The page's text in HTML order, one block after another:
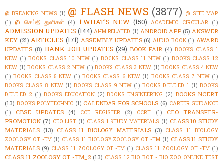
@ BREAKING NEWS (1) @ FLASH NEWS (3877) @ SITE MAP
(1) @ செய்தி துளிகள் (4) 1.WHAT'S NEW (150) ACADEMIC CIRCULAR (1)
ADMISSION UPDATES (144) AHM RELATED (1) ANDROID APP (5) ANSWER
KEY (21) ARTICLES (171) ASSEMBLY UPDATES (6) AUDIO BOOK (1) AWARD
UPDATES (8) BANK JOB UPDATES (29) BOOK FAIR (4) BOOKS CLASS 1
NEW (1) BOOKS CLASS 10 NEW (1) BOOKS CLASS 11 NEW (1) BOOKS CLASS 12
NEW (1) BOOKS CLASS 2 NEW (1) BOOKS CLASS 3 NEW (1) BOOKS CLASS 4 NEW
(1) BOOKS CLASS 5 NEW (1) BOOKS CLASS 6 NEW (1) BOOKS CLASS 7 NEW (1)
BOOKS CLASS 8 NEW (1) BOOKS CLASS 9 NEW (1) BOOKS D.ELE.ED 1 (1) BOOKS
D.ELE.ED 2 (1) BOOKS EDUCATION (2) BOOKS ENGINEERING (2) BOOKS NCERT
(13) BOOKS POLYTECHNIC (1) CALENDAR FOR SCHOOLS (6) CAREER GUIDANCE
(1)
CBSE UPDATES (4) CCE REGISTER (2) CCRT (1)
CEO TRANSFER-
PROMOTION (7) CEO LIST (1) CLASS 1 STUDY MATERIALS (1) CLASS 10 STUDY
MATERIALS (13) CLASS 11 BIOLOGY MATERIALS (3) CLASS 11 BIOLOGY
ZOOLOGY OT -EM (1) CLASS 11 BIOLOGY ZOOLOGY OT -TM (1) CLASS 11 STUDY
MATERIALS (9) CLASS 11 ZOOLOGY OT -EM (1) CLASS 11 ZOOLOGY OT -TM (1)
CLASS 11 ZOOLOGY OT -TM_2 (13) CLASS 12 BIO BOT - BIO ZOO ONLINE TEST